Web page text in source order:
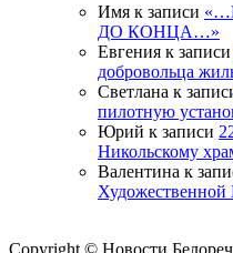
Имя к записи
ДО КОНЦА…»
Евгения к записи
добровольца
Светлана к
пилотную
Юрий к записи
Никольскому
Валентина к
Copyright © Новости